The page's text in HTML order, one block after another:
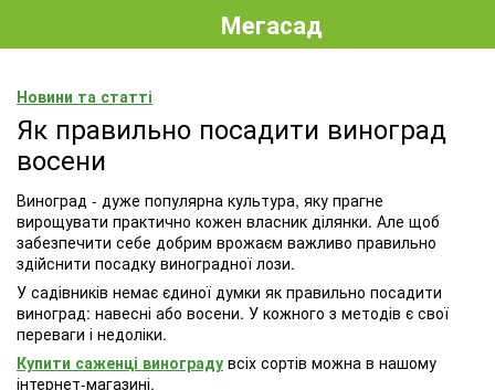
Мегасад
Новини та статті
Як правильно посадити виноград
восени
Виноград - дуже популярна культура, яку прагне
вирощувати практично кожен власник ділянки. Але щоб
забезпечити себе добрим врожаєм важливо правильно
здійснити посадку виноградної лози.
У садівників немає єдиної думки як правильно посадити
виноград: навесні або восени. У кожного з методів є свої
переваги і недоліки.
Купити саженці винограду всіх сортів можна в нашому
інтернет-магазині.